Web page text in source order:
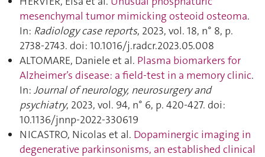
mesenchymal tumor mimicking osteoid osteoma.
In: Radiology case reports, 2023, vol. 18, n° 8, p.
2738‑2743. doi: 10.1016/j.radcr.2023.05.008
ALTOMARE, Daniele et al. Plasma biomarkers for
Alzheimer’s disease: a field-test in a memory clinic.
In: Journal of neurology, neurosurgery and
psychiatry, 2023, vol. 94, n° 6, p. 420‑427. doi:
10.1136/jnnp-2022-330619
NICASTRO, Nicolas et al. Dopaminergic imaging in
degenerative parkinsonisms, an established clinical